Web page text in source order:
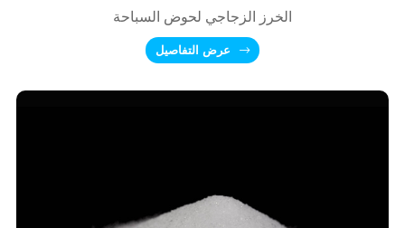
الخرز الزجاجي لحوض السباحة
عرض التفاصيل